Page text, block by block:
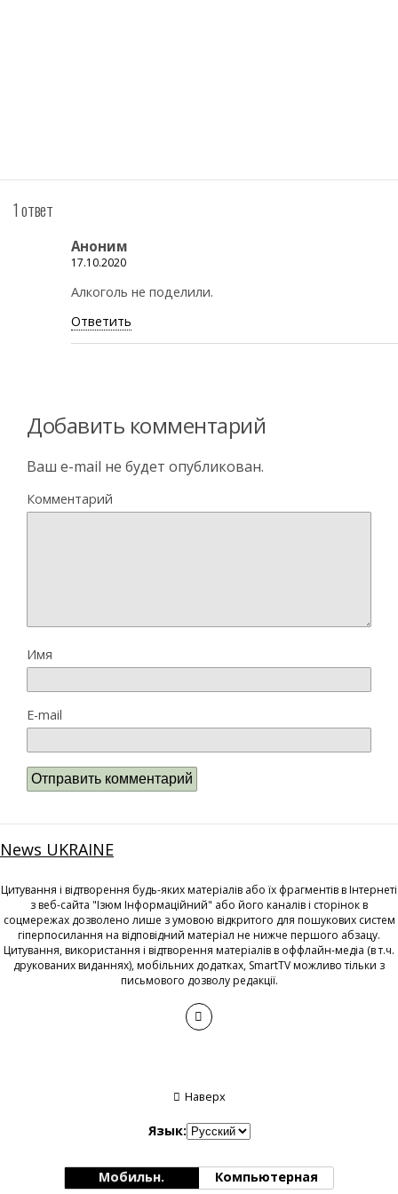
1 ответ
Аноним
17.10.2020
Алкоголь не поделили.
Ответить
Добавить комментарий
Ваш e-mail не будет опубликован.
Комментарий
Имя
E-mail
News UKRAINE
Цитування і відтворення будь-яких матеріалів або їх фрагментів в Інтернеті
з веб-сайта "Ізюм Інформаційний" або його каналів і сторінок в
соцмережах дозволено лише з умовою відкритого для пошукових систем
гіперпосилання на відповідний матеріал не нижче першого абзацу.
Цитування, використання і відтворення матеріалів в оффлайн-медіа (в т.ч.
друкованих виданнях), мобільних додатках, SmartTV можливо тільки з
письмового дозволу редакції.
Наверх
Язык:
Мобильн. Компьютерная